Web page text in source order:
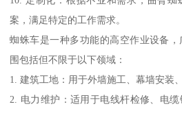
案，满足特定的工作需求。
蜘蛛车是一种多功能的高空作业设备
围包括但不限于以下领域：
1. 建筑工地：用于外墙施工、幕墙安装
2. 电力维护：适用于电线杆检修、电